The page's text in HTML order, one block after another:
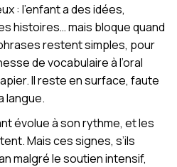
: l’enfant a des idées,
histoires… mais bloque quand
restent simples, pour
de vocabulaire à l’oral
Il reste en surface, faute
langue.
évolue à son rythme, et les
Mais ces signes, s’ils
malgré le soutien intensif,